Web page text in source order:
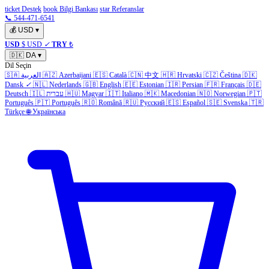
ticket Destek book Bilgi Bankası star Referanslar
📞 544-471-6541
💰 USD ▾
USD $ USD ✓ TRY ₺
🇩🇰 DA ▾
Dil Seçin
🇸🇦 العربية 🇦🇿 Azerbaijani 🇪🇸 Català 🇨🇳 中文 🇭🇷 Hrvatski 🇨🇿 Čeština 🇩🇰
Dansk ✓ 🇳🇱 Nederlands 🇬🇧 English 🇪🇪 Estonian 🇮🇷 Persian 🇫🇷 Français 🇩🇪
Deutsch 🇮🇱 עברית 🇭🇺 Magyar 🇮🇹 Italiano 🇲🇰 Macedonian 🇳🇴 Norwegian 🇵🇹
Português 🇵🇹 Português 🇷🇴 Română 🇷🇺 Русский 🇪🇸 Español 🇸🇪 Svenska 🇹🇷
Türkçe 🌐 Українська